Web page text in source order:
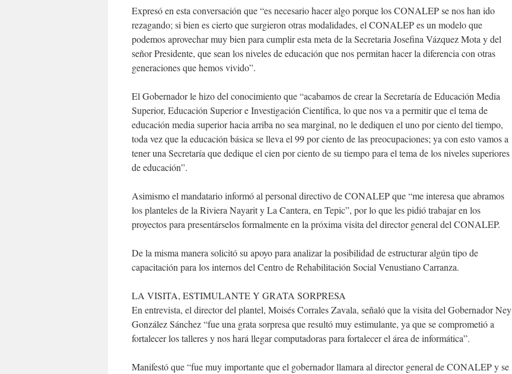
Expresó en esta conversación que “es necesario hacer algo porque los CONALEP se nos han ido
rezagando; si bien es cierto que surgieron otras modalidades, el CONALEP es un modelo que
podemos aprovechar muy bien para cumplir esta meta dela Secretaria Josefina Vázquez Mota y del
señor Presidente, que sean los niveles de educación que nos permitan hacer la diferencia con otras
generaciones que hemos vivido”.
El Gobernador le hizo del conocimiento que “acabamos de crearla Secretaría de Educación Media
Superior, Educación Superior e Investigación Científica, lo que nos va a permitir que el tema de
educación media superior hacia arriba no sea marginal, no le dediquen el uno por ciento del tiempo,
toda vez que la educación básica se lleva el 99 por ciento de las preocupaciones; ya con esto vamos a
tener una Secretaría que dedique el cien por ciento de su tiempo para el tema de los niveles superiores
de educación”.
Asimismo el mandatario informó al personal directivo de CONALEP que “me interesa que abramos
los planteles dela Riviera NayarityLa Cantera, en Tepic”, por lo que les pidió trabajar en los
proyectos para presentárselos formalmente en la próxima visita del director general del CONALEP.
De la misma manera solicitó su apoyo para analizar la posibilidad de estructurar algún tipo de
capacitación para los internos del Centro de Rehabilitación Social Venustiano Carranza.
LA VISITA, ESTIMULANTE Y GRATA SORPRESA
En entrevista, el director del plantel, Moisés Corrales Zavala, señaló que la visita del Gobernador Ney
González Sánchez “fue una grata sorpresa que resultó muy estimulante, ya que se comprometió a
fortalecer los talleres y nos hará llegar computadoras para fortalecer el área de informática”.
Manifestó que “fue muy importante que el gobernador llamara al director general de CONALEP y se